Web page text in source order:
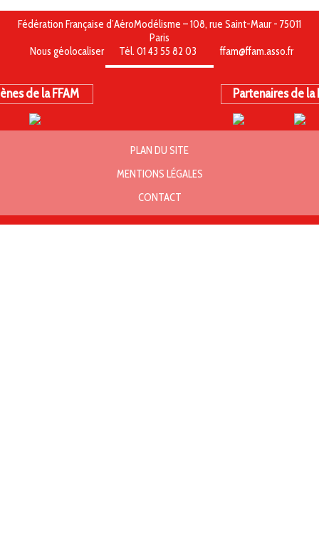
Fédération Française d’AéroModélisme – 108, rue Saint-Maur - 75011
Paris
Nous géolocaliser
Tél. 01 43 55 82 03 ffam@ffam.asso.fr
de la FFAM Partenaires de la
PLAN DU SITE
MENTIONS LÉGALES
CONTACT